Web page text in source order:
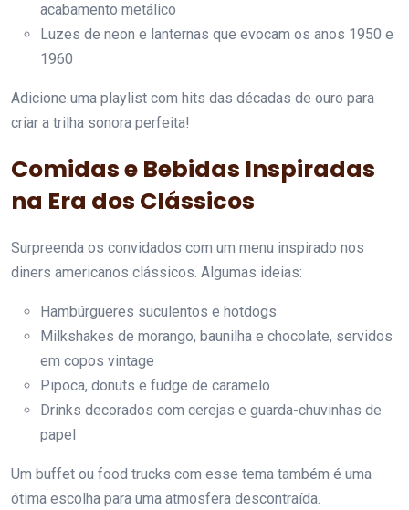
acabamento metálico
Luzes de neon e lanternas que evocam os anos 1950 e
1960
Adicione uma playlist com hits das décadas de ouro para
criar a trilha sonora perfeita!
Comidas e Bebidas Inspiradas
na Era dos Clássicos
Surpreenda os convidados com um menu inspirado nos
diners americanos clássicos. Algumas ideias:
Hambúrgueres suculentos e hotdogs
Milkshakes de morango, baunilha e chocolate, servidos
em copos vintage
Pipoca, donuts e fudge de caramelo
Drinks decorados com cerejas e guarda-chuvinhas de
papel
Um buffet ou food trucks com esse tema também é uma
ótima escolha para uma atmosfera descontraída.